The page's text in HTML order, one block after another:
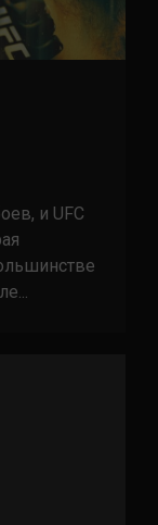
и UFC